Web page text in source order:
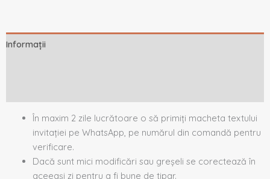
Informații
În maxim 2 zile lucrătoare o să primiți macheta textului
invitației pe WhatsApp, pe numărul din comandă pentru
verificare.
Dacă sunt mici modificări sau greșeli se corectează în
aceeași zi pentru a fi bune de tipar.